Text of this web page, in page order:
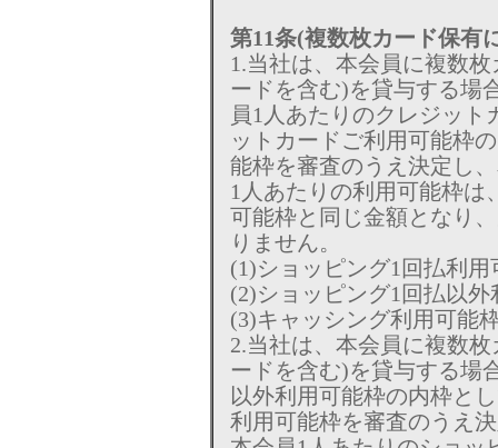
第11条(複数枚カード保有
1.当社は、本会員に複数
ードを含む)を貸与する場
員1人あたりのクレジッ
ットカードご利用可能枠
能枠を審査のうえ決定し
1人あたりの利用可能枠は
可能枠と同じ金額となり
りません。
(1)ショッピング1回払利用
(2)ショッピング1回払以外
(3)キャッシング利用可能
2.当社は、本会員に複数
ードを含む)を貸与する場
以外利用可能枠の内枠と
利用可能枠を審査のうえ